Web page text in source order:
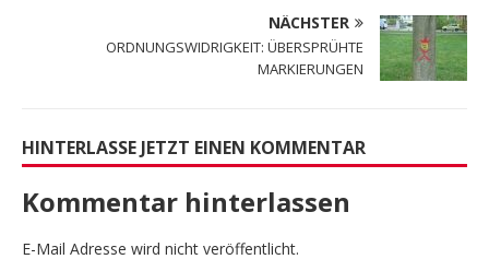
NÄCHSTER
ORDNUNGSWIDRIGKEIT: ÜBERSPRÜHTE
MARKIERUNGEN
HINTERLASSE JETZT EINEN KOMMENTAR
Kommentar hinterlassen
E-Mail Adresse wird nicht veröffentlicht.